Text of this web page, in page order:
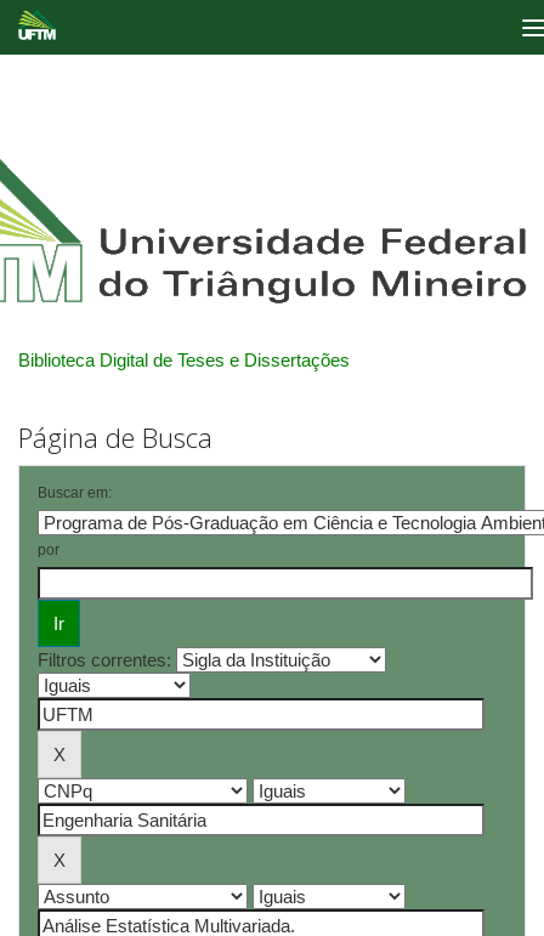
Biblioteca Digital de Teses e Dissertações
Página de Busca
Buscar em:
por
Filtros correntes: